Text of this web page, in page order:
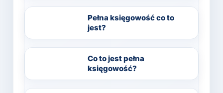
Pełna księgowość co to
jest?
Co to jest pełna
księgowość?